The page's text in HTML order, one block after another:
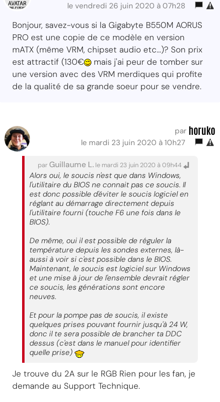
le vendredi 26 juin 2020 à 07h28
Bonjour, savez-vous si la Gigabyte B550M AORUS
PRO est une copie de ce modèle en version
mATX (même VRM, chipset audio etc...)? Son prix
est attractif (130€
mais j'ai peur de tomber sur
une version avec des VRM merdiques qui profite
de la qualité de sa grande soeur pour se vendre.
par horuko
le mardi 23 juin 2020 à 10h27
par Guillaume L. le mardi 23 juin 2020 à 09h44
Alors oui, le soucis n'est que dans Windows,
l'utilitaire du BIOS ne connait pas ce soucis. Il
est donc possible d'éviter le soucis logiciel en
réglant au démarrage directement depuis
l'utilitaire fourni (touche F6 une fois dans le
BIOS).
De même, oui il est possible de réguler la
température depuis les sondes externes, là-
aussi à voir si c'est possible dans le BIOS.
Maintenant, le soucis est logiciel sur Windows
et une mise à jour de l'ensemble devrait régler
ce soucis, les générations sont encore
neuves.
Et pour la pompe pas de soucis, il existe
quelques prises pouvant fournir jusqu'à 24 W,
donc il te sera possible de brancher ta DDC
dessus (c'est dans le manuel pour identifier
quelle prise)
Je trouve du 2A sur le RGB Rien pour les fan, je
demande au Support Technique.